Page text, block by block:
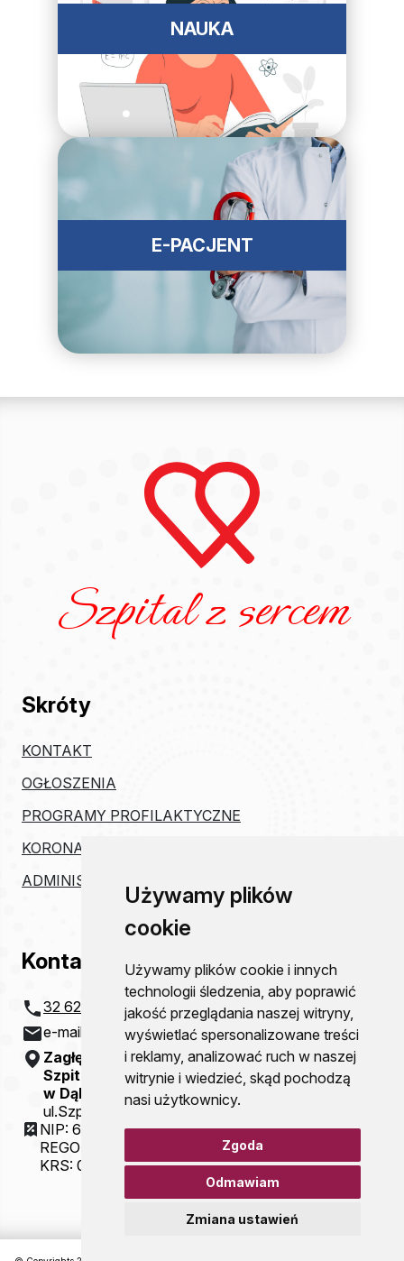
Używamy plików
cookie
Używamy plików cookie i innych
technologii śledzenia, aby poprawić
jakość przeglądania naszej witryny,
wyświetlać spersonalizowane treści
i reklamy, analizować ruch w naszej
witrynie i wiedzieć, skąd pochodzą
nasi użytkownicy.
Zgoda
Odmawiam
Zmiana ustawień
NAUKA
E-PACJENT
Szpital z sercem
Skróty
KONTAKT
OGŁOSZENIA
PROGRAMY PROFILAKTYCZNE
KORONAWIRUS
ADMINISTRACJA
Kontakt
32 621 20 00
e-mail:
szpital@zco-dg.pl
Zagłębiowskie Centrum Onkologii
Szpital Specjalistyczny im. Sz. Starkiewicza
w Dąbrowie Górniczej
ul.Szpitalna 13
NIP: 6292115781
REGON: 000310077
KRS: 0000054321